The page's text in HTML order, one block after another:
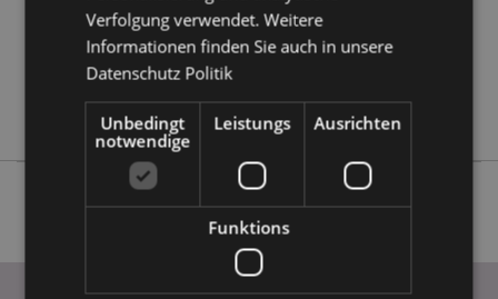
0.129000
Keine
Ja
Keine
Verfolgung verwendet. Weitere
Informationen finden Sie auch in unsere
Datenschutz Politik
Unbedingt
notwendige
Leistungs Ausrichten
Funktions